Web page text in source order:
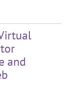
and